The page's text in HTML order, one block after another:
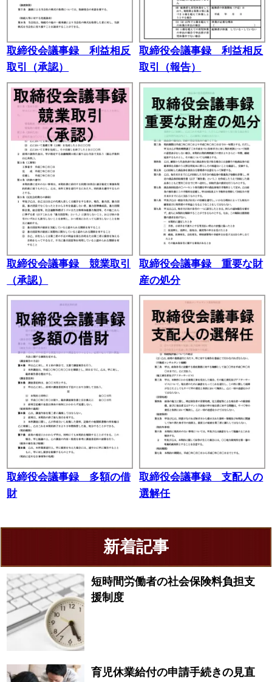
取締役会議事録 利益相反
取引（承認）
取締役会議事録 利益相反
取引（報告）
取締役会議事録 競業取引
（承認）
取締役会議事録 重要な財
産の処分
取締役会議事録 多額の借
財
取締役会議事録 支配人の
選解任
新着記事
短時間労働者の社会保険料負担支
援制度
育児休業給付の申請手続きの見直